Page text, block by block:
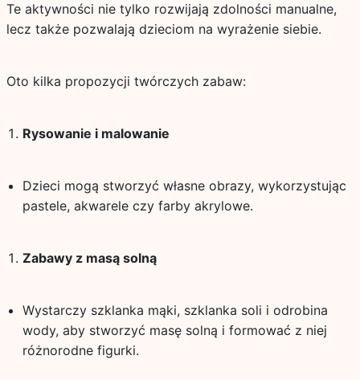
Te aktywności nie tylko rozwijają zdolności manualne,
lecz także pozwalają dzieciom na wyrażenie siebie.
Oto kilka propozycji twórczych zabaw:
Rysowanie i malowanie
Dzieci mogą stworzyć własne obrazy, wykorzystując
pastele, akwarele czy farby akrylowe.
Zabawy z masą solną
Wystarczy szklanka mąki, szklanka soli i odrobina
wody, aby stworzyć masę solną i formować z niej
różnorodne figurki.